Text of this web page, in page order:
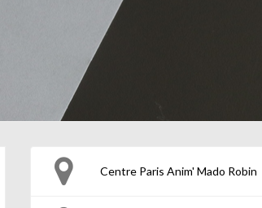
Centre Paris Anim' Mado Robin